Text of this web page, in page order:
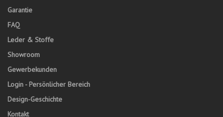
Garantie
FAQ
Leder & Stoffe
Showroom
Gewerbekunden
Login - Persönlicher Bereich
Design-Geschichte
Kontakt